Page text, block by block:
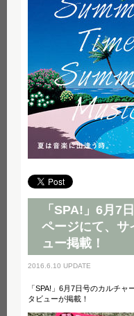
「SPA!」6月7
ページにて、サ
ュー掲載！
2016.6.10 UPDATE
「SPA!」6月7日号のカルチ
タビューが掲載！